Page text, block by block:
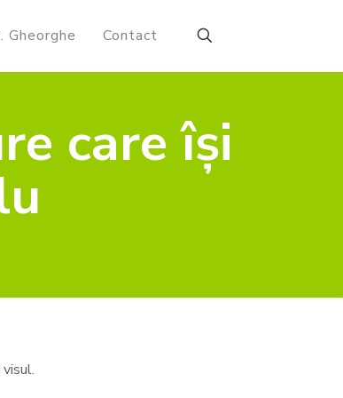
Gheorghe Contact
care își